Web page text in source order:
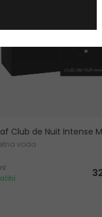
Club de Nuit Intense
voda